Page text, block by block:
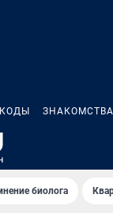
ЗНАКОМСТВА
биолога